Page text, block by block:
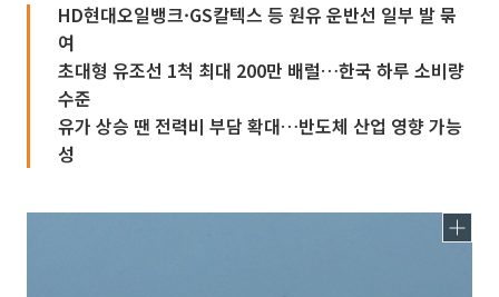
HD현대오일뱅크·GS칼텍스 등 원유 운반선 일부 발 묶
여
초대형 유조선 1척 최대 200만 배럴…한국 하루 소비량
수준
유가 상승 땐 전력비 부담 확대…반도체 산업 영향 가능
성